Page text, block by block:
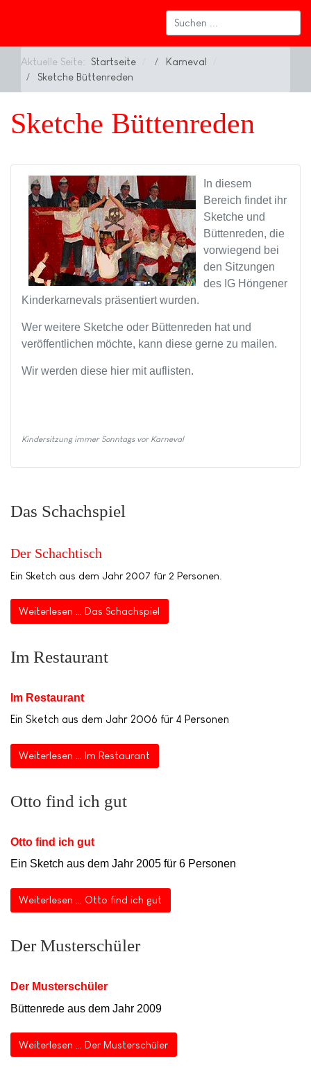
Aktuelle Seite: Startseite
Karneval
Sketche Büttenreden
Sketche Büttenreden
In diesem
Bereich findet ihr
Sketche und
Büttenreden, die
vorwiegend bei
den Sitzungen
des IG Höngener
Kinderkarnevals präsentiert wurden.
Wer weitere Sketche oder Büttenreden hat und
veröffentlichen möchte, kann diese gerne zu mailen.
Wir werden diese hier mit auflisten.
Kindersitzung immer Sonntags vor Karneval
Das Schachspiel
Der Schachtisch
Ein Sketch aus dem Jahr 2007 für 2 Personen.
Weiterlesen … Das Schachspiel
Im Restaurant
Im Restaurant
Ein Sketch aus dem Jahr 2006 für 4 Personen
Weiterlesen … Im Restaurant
Otto find ich gut
Otto find ich gut
Ein Sketch aus dem Jahr 2005 für 6 Personen
Weiterlesen … Otto find ich gut
Der Musterschüler
Der Musterschüler
Büttenrede aus dem Jahr 2009
Weiterlesen … Der Musterschüler